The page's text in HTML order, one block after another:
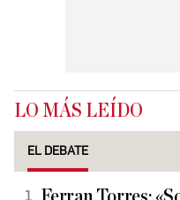
LO MÁS LEÍDO
EL DEBATE